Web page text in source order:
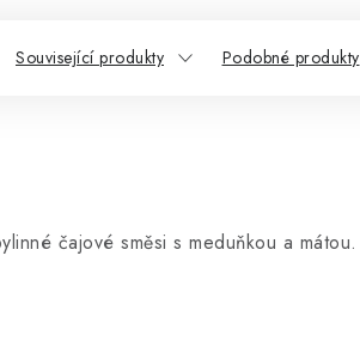
Související produkty Podobné produkty
čajové směsi s meduňkou a mátou.